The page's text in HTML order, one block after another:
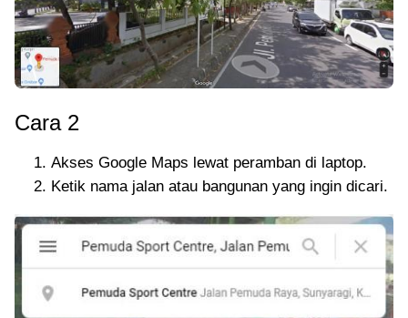
Cara 2
Akses Google Maps lewat peramban di laptop.
Ketik nama jalan atau bangunan yang ingin dicari.